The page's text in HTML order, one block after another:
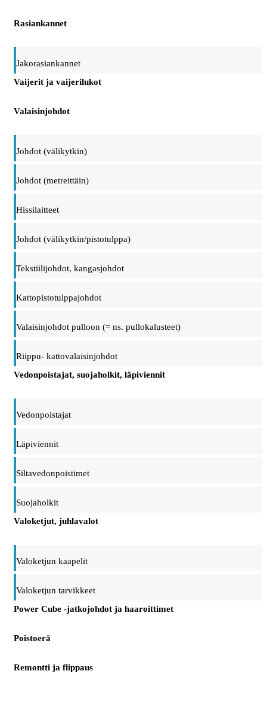
Rasiankannet
Jakorasiankannet
Vaijerit ja vaijerilukot
Valaisinjohdot
Johdot (välikytkin)
Johdot (metreittäin)
Hissilaitteet
Johdot (välikytkin/pistotulppa)
Tekstiilijohdot, kangasjohdot
Kattopistotulppajohdot
Valaisinjohdot pulloon (= ns. pullokalusteet)
Riippu- kattovalaisinjohdot
Vedonpoistajat, suojaholkit, läpiviennit
Vedonpoistajat
Läpiviennit
Siltavedonpoistimet
Suojaholkit
Valoketjut, juhlavalot
Valoketjun kaapelit
Valoketjun tarvikkeet
Power Cube -jatkojohdot ja haaroittimet
Poistoerä
Remontti ja flippaus